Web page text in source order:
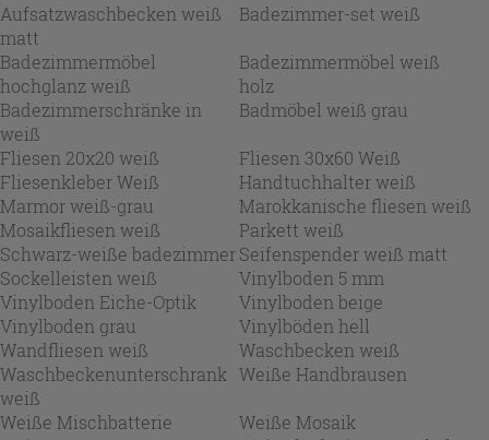
Aufsatzwaschbecken weiß
matt
Badezimmer-set weiß
Badezimmermöbel
hochglanz weiß
Badezimmermöbel weiß
holz
Badezimmerschränke in
weiß
Badmöbel weiß grau
Fliesen 20x20 weiß
Fliesen 30x60 Weiß
Fliesenkleber Weiß
Handtuchhalter weiß
Marmor weiß-grau
Marokkanische fliesen weiß
Mosaikfliesen weiß
Parkett weiß
Schwarz-weiße badezimmerSeifenspender weiß matt
Sockelleisten weiß
Vinylboden 5 mm
Vinylboden Eiche-Optik
Vinylboden beige
Vinylboden grau
Vinylböden hell
Wandfliesen weiß
Waschbecken weiß
Waschbeckenunterschrank
weiß
Weiße Handbrausen
Weiße Mischbatterie
Weiße Mosaik